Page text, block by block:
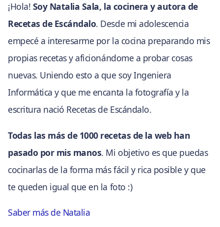
¡Hola! Soy Natalia Sala, la cocinera y autora de
Recetas de Escándalo. Desde mi adolescencia
empecé a interesarme por la cocina preparando mis
propias recetas y aficionándome a probar cosas
nuevas. Uniendo esto a que soy Ingeniera
Informática y que me encanta la fotografía y la
escritura nació Recetas de Escándalo.
Todas las más de 1000 recetas de la web han
pasado por mis manos. Mi objetivo es que puedas
cocinarlas de la forma más fácil y rica posible y que
te queden igual que en la foto :)
Saber más de Natalia